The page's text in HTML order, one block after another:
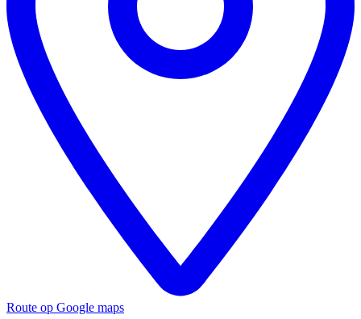
Route op Google maps